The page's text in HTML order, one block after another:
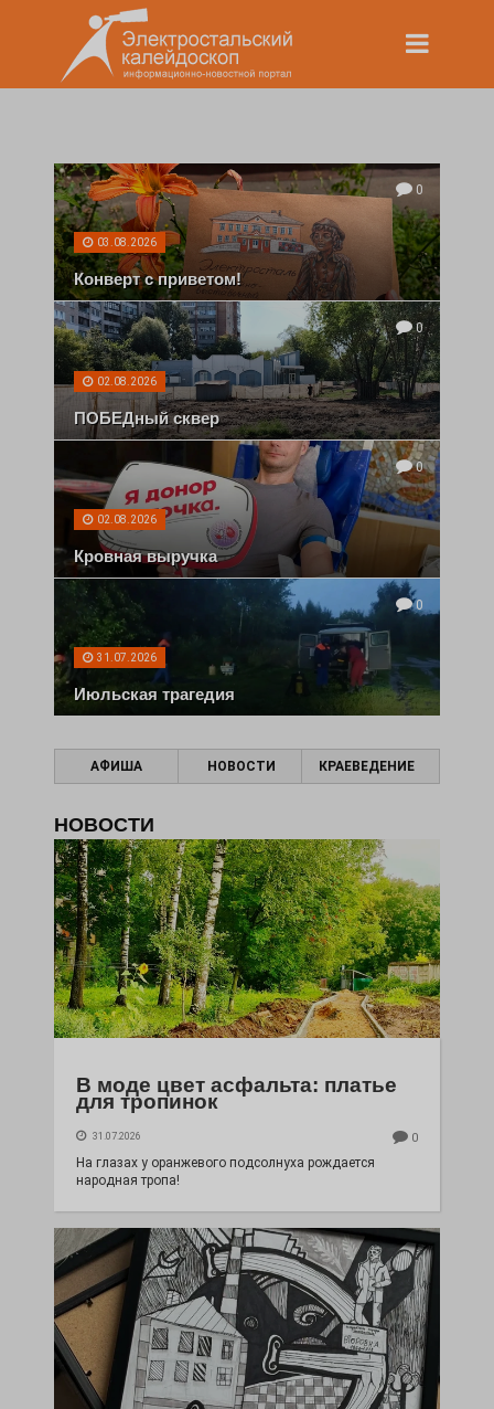
0
03.08.2026
Конверт с приветом!
0
02.08.2026
ПОБЕДный сквер
0
02.08.2026
Кровная выручка
0
31.07.2026
Июльская трагедия
АФИША НОВОСТИ КРАЕВЕДЕНИЕ
НОВОСТИ
В моде цвет асфальта: платье
для тропинок
31.07.2026 0
На глазах у оранжевого подсолнуха рождается
народная тропа!